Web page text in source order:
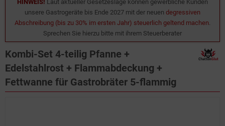
HINWEIS! Laut aktueller Gesetzeslage können gewerbliche Kunden
unsere Gastrogeräte bis Ende 2027 mit der neuen degressiven
Abschreibung (bis zu 30% im ersten Jahr) steuerlich geltend machen.
Sprechen Sie hierzu bitte mit ihrem Steuerberater
Kombi-Set 4-teilig Pfanne +
Edelstahlrost + Flammabdeckung +
Fettwanne für Gastrobräter 5-flammig